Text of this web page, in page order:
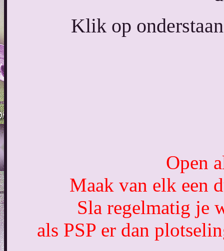
Klik op
Open
Maak van elk een
Sla regelmatig je
als PSP er dan